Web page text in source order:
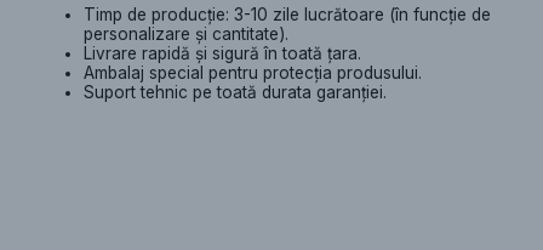
Timp de producție: 3-10 zile lucrătoare (în funcție de
personalizare și cantitate).
Livrare rapidă și sigură în toată țara.
Ambalaj special pentru protecția produsului.
Suport tehnic pe toată durata garanției.